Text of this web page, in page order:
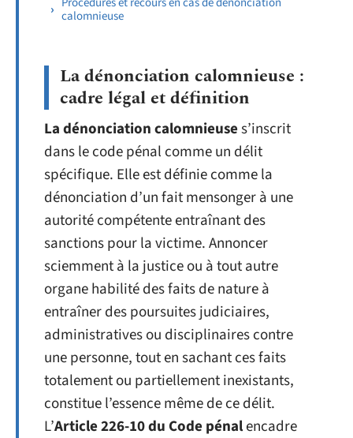
calomnieuse
La dénonciation calomnieuse :
cadre légal et définition
La dénonciation calomnieuses’inscrit
dans le code pénal comme un délit
spécifique. Elle est définie comme la
dénonciation d’un fait mensonger à une
autorité compétente entraînant des
sanctions pour la victime. Annoncer
sciemment à la justice ou à tout autre
organe habilité des faits de nature à
entraîner des poursuites judiciaires,
administratives ou disciplinaires contre
une personne, tout en sachant ces faits
totalement ou partiellement inexistants,
constitue l’essence même de ce délit.
L’Article 226-10 du Code pénalencadre